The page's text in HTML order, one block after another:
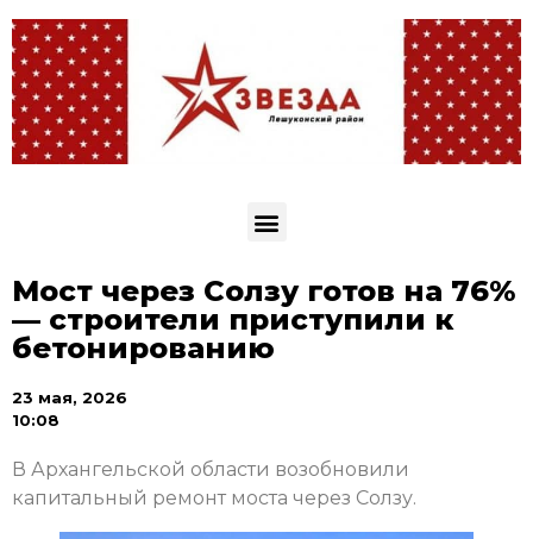
Мост через Солзу готов на 76%
— строители приступили к
бетонированию
23 мая, 2026
10:08
В Архангельской области возобновили
капитальный ремонт моста через Солзу.